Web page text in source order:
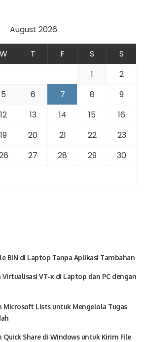
August 2026
W T F S
S
1
2
5 6 7 8
9
12 13 14 15
16
19 20 21 22
23
27 28 29
30
BIN di Laptop Tanpa Aplikasi Tambahan
VT-x di Laptop dan PC dengan
Microsoft Lists untuk Mengelola Tugas
Quick Share di Windows untuk Kirim File